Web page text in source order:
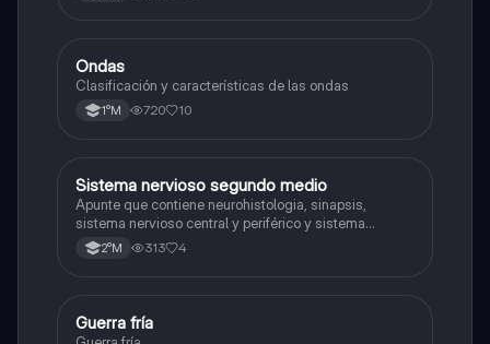
Física
Ondas
Clasificación y características de las ondas
1°M 720 10
Biología
Sistema nervioso segundo medio
Apunte que contiene neurohistologia, sinapsis,
sistema nervioso central y periférico y sistema
endocrino
2°M 313 4
Historia
Guerra fría